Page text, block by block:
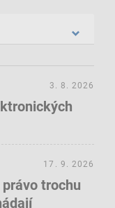
3. 8. 2026
trochu
17. 9. 2026